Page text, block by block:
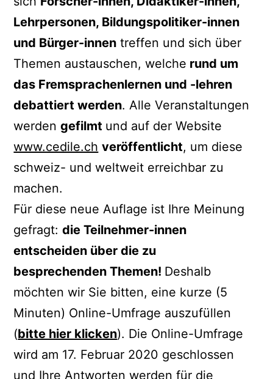
Lehrpersonen, Bildungspolitiker-innen
und Bürger-innen treffen und sich über
Themen austauschen, welche rund um
das Fremsprachenlernen und -lehren
debattiert werden. Alle Veranstaltungen
werdengefilmt und auf der Website
www.cedile.ch veröffentlicht, um diese
schweiz- und weltweit erreichbar zu
machen.
Für diese neue Auflage ist Ihre Meinung
gefragt:die Teilnehmer-innen
entscheiden über die zu
besprechenden Themen! Deshalb
möchten wir Sie bitten, eine kurze (5
Minuten) Online-Umfrage auszufüllen
(bitte hier klicken). Die Online-Umfrage
wird am 17. Februar 2020 geschlossen
und Ihre Antworten werden für die